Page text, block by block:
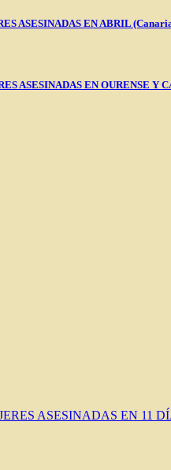
ASESINADAS EN ABRIL
ASESINADAS EN OURENSE Y
ASESINADAS EN 11